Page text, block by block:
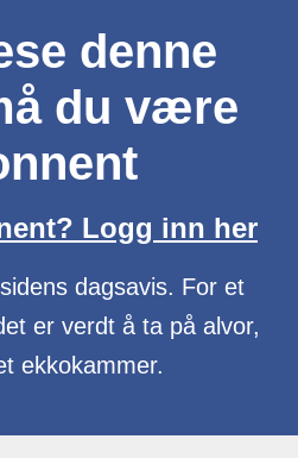
denne
du være
Logg inn her
dagsavis. For et
er verdt å ta på alvor,
ekkokammer.